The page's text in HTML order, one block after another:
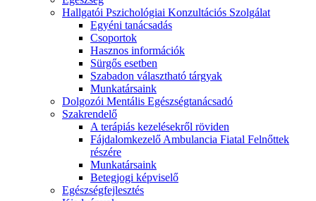
Hallgatói Pszichológiai Konzultációs Szolgálat
Egyéni tanácsadás
Csoportok
Hasznos információk
Sürgős esetben
Szabadon választható tárgyak
Munkatársaink
Dolgozói Mentális Egészségtanácsadó
Szakrendelő
A terápiás kezelésekről röviden
Fájdalomkezelő Ambulancia Fiatal Felnőttek
részére
Munkatársaink
Betegjogi képviselő
Egészségfejlesztés